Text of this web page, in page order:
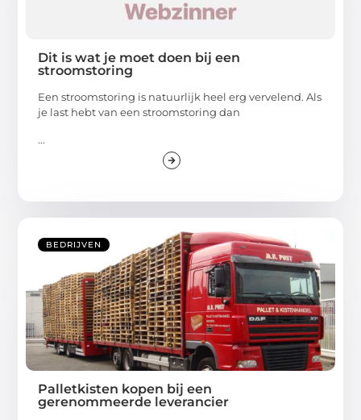
Dit is wat je moet doen bij een
stroomstoring
Een stroomstoring is natuurlijk heel erg vervelend. Als
je last hebt van een stroomstoring dan
...
BEDRIJVEN
Palletkisten kopen bij een
gerenommeerde leverancier